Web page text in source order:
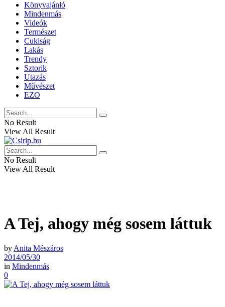
Könyvajánló
Mindenmás
Videók
Természet
Cukiság
Lakás
Trendy
Sztorik
Utazás
Művészet
EZO
No Result
View All Result
No Result
View All Result
A Tej, ahogy még sosem láttuk
by Anita Mészáros
2014/05/30
in Mindenmás
0